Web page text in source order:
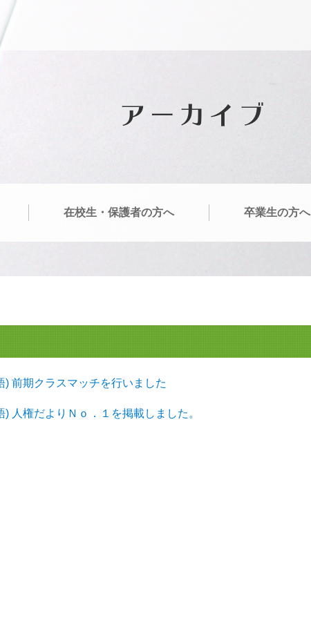
アーカイブ
在校生・保護者の方へ 卒業生の方へ
) 前期クラスマッチを行いました
) 人権だよりＮｏ．１を掲載しました。